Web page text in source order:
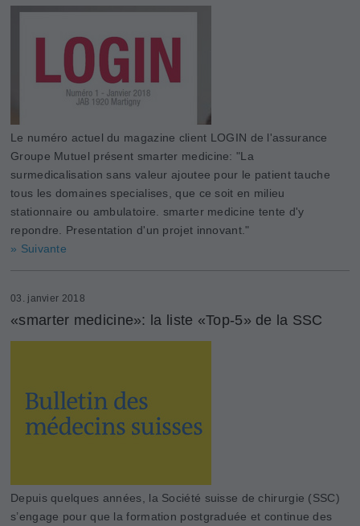
Le numéro actuel du magazine client LOGIN de l'assurance
Groupe Mutuel présent smarter medicine: "La
surmedicalisation sans valeur ajoutee pour le patient tauche
tous les domaines specialises, que ce soit en milieu
stationnaire ou ambulatoire. smarter medicine tente d'y
repondre. Presentation d'un projet innovant."
» Suivante
03. janvier 2018
«smarter medicine»: la liste «Top-5» de la SSC
Depuis quelques années, la Société suisse de chirurgie (SSC)
s’engage pour que la formation postgraduée et continue des